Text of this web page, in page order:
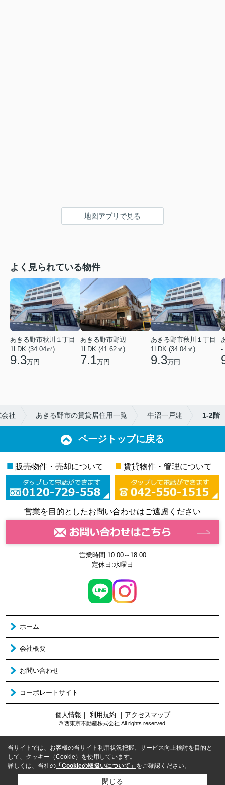
地図アプリで見る
よく見られている物件
あきる野市秋川１丁目
1LDK (34.04㎡)
9.3万円
あきる野市野辺
1LDK (41.62㎡)
7.1万円
あきる野市秋川１丁目
1LDK (34.04㎡)
9.3万円
-
社 あきる野市の賃貸居住用一覧 牛沼一戸建 1-2階
ページトップに戻る
■ 販売物件・売却について ■ 賃貸物件・管理について
営業を目的としたお問い合わせはご遠慮ください
営業時間:10:00～18:00
定休日:水曜日
ホーム
会社概要
お問い合わせ
コーポレートサイト
個人情報 ｜ 利用規約 ｜ アクセスマップ
© 西東京不動産株式会社 All rights reserved.
当サイトでは、お客様の当サイト利用状況把握、サービス向上検討を目的と
して、クッキー（Cookie）を使用しています。
詳しくは、当社の 「Cookieの取扱いについて」 をご確認ください。
閉じる